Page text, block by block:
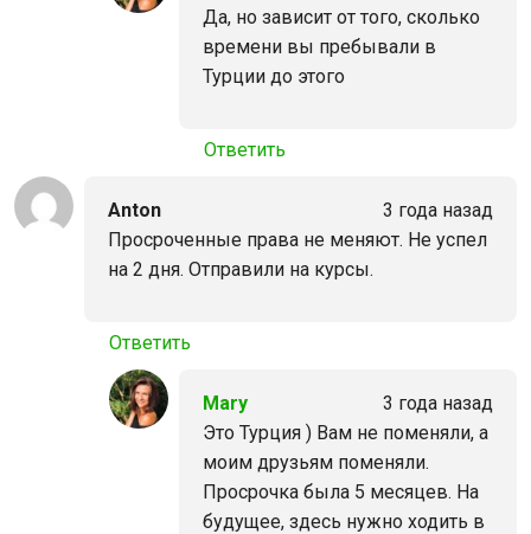
Да, но зависит от того, сколько
времени вы пребывали в
Турции до этого
Ответить
Anton
3 года назад
Просроченные права не меняют. Не успел
на 2 дня. Отправили на курсы.
Ответить
Mary
3 года назад
Это Турция ) Вам не поменяли, а
моим друзьям поменяли.
Просрочка была 5 месяцев. На
будущее, здесь нужно ходить в